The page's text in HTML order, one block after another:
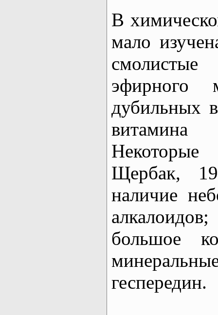
В
мало
эфирного
дубильных
Щербак,
наличие
большое
геспередин.